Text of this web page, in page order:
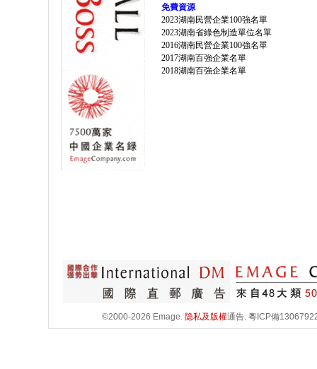
免費資源
2023湖南民營企業100強名單
2023湖南省綠色制造單位名單
2016湖南民營企業100強名單
2017湖南百強企業名單
2018湖南百強企業名單
©2000-2026 Emage. 隐私及版權通告. 粵ICP備